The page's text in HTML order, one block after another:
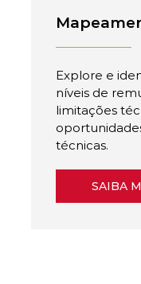
Explore e
níveis de
limitações
técnicas.
SAIBA